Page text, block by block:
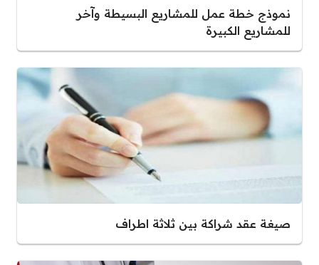
نموذج خطة عمل للمشاريع البسيطة وآخر
للمشاريع الكبيرة
صيغة عقد شراكة بين ثلاثة اطراف